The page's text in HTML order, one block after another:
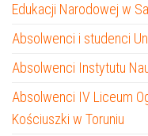
Edukacji Narodowej w
Absolwenci i studenci
Absolwenci Instytutu
Absolwenci IV Liceum
Kościuszki w Toruniu